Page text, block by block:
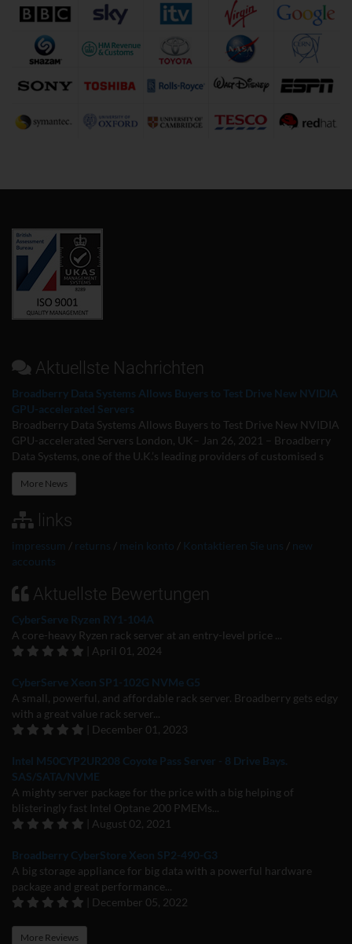
Aktuellste Nachrichten
Broadberry Data Systems Allows Buyers to Test Drive New NVIDIA
GPU-accelerated Servers
Broadberry Data Systems Allows Buyers to Test Drive New NVIDIA
GPU-accelerated Servers London, UK– Jan 26, 2021 – Broadberry
Data Systems, one of the U.K.’s leading providers of customised s
More News
links
impressum / returns / mein konto / Kontaktieren Sie uns / new
accounts
Aktuellste Bewertungen
CyberServe Ryzen RY1-104A
A core-heavy Ryzen rack server at an entry-level price ...
| April 01, 2024
CyberServe Xeon SP1-102G NVMe G5
A small, powerful, and affordable rack server. Broadberry gets edgy
with a great value rack server...
| December 01, 2023
Intel M50CYP2UR208 Coyote Pass Server - 8 Drive Bays.
SAS/SATA/NVME
A mighty server package for the price with a big helping of
blisteringly fast Intel Optane 200 PMEMs...
| August 02, 2021
Broadberry CyberStore Xeon SP2-490-G3
A big storage appliance for big data with a powerful hardware
package and great performance...
| December 05, 2022
More Reviews